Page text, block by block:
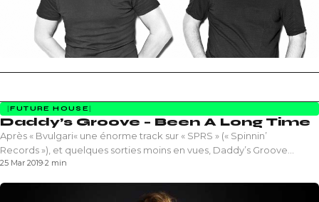
FUTURE HOUSE
Daddy’s Groove – Been A Long Time
Après « Bvulgari« une énorme track sur « SPRS » (« Spinnin’
Records »), et quelques sorties moins en vues, Daddy’s Groove
revient sur…
25 Mar 2019·2 min